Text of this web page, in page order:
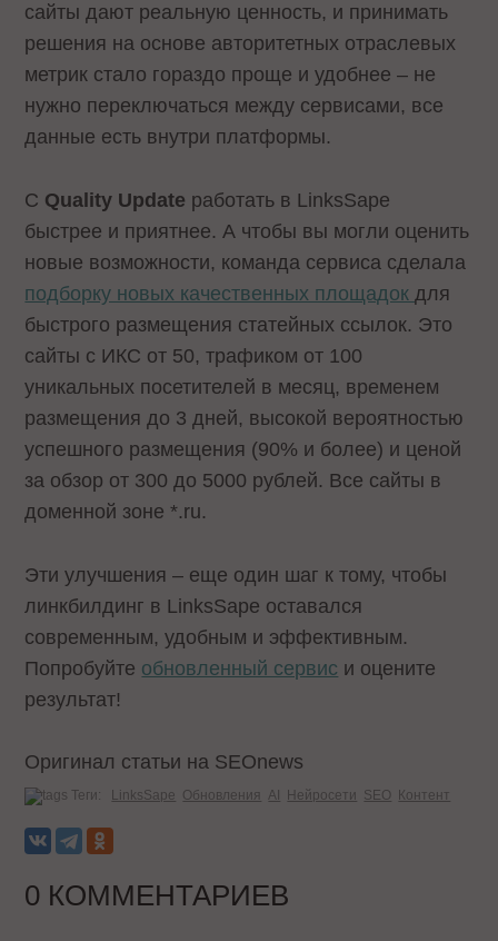
сайты дают реальную ценность, и принимать
решения на основе авторитетных отраслевых
метрик стало гораздо проще и удобнее – не
нужно переключаться между сервисами, все
данные есть внутри платформы.
С Quality Update работать в LinksSape
быстрее и приятнее. А чтобы вы могли оценить
новые возможности, команда сервиса сделала
подборку новых качественных площадок для
быстрого размещения статейных ссылок. Это
сайты с ИКС от 50, трафиком от 100
уникальных посетителей в месяц, временем
размещения до 3 дней, высокой вероятностью
успешного размещения (90% и более) и ценой
за обзор от 300 до 5000 рублей. Все сайты в
доменной зоне *.ru.
Эти улучшения – еще один шаг к тому, чтобы
линкбилдинг в LinksSape оставался
современным, удобным и эффективным.
Попробуйте обновленный сервис и оцените
результат!
Оригинал статьи на SEOnews
Теги: LinksSape Обновления AI Нейросети SEO Контент
0 КОММЕНТАРИЕВ